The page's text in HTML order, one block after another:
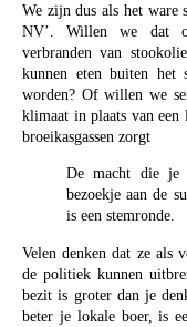
We zijn dus als het ware
NV’. Willen we dat
verbranden van
kunnen eten buiten het
worden? Of willen we
klimaat in plaats van
broeikasgassen zorgt
De macht die je
bezoekje aan de
is een stemronde.
Velen denken dat ze als
de politiek kunnen
bezit is groter dan je
beter je lokale boer, is